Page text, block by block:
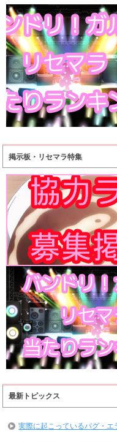
掲示板・リセマラ特集
最新トピックス
実際に起こっているバグ・エ